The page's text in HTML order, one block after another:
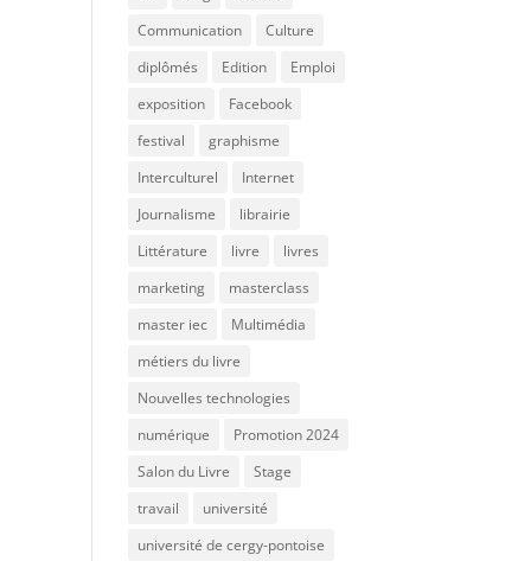
Communication
Culture
diplômés
Edition
Emploi
exposition
Facebook
festival
graphisme
Interculturel
Internet
Journalisme
librairie
Littérature
livre
livres
marketing
masterclass
master iec
Multimédia
métiers du livre
Nouvelles technologies
numérique
Promotion 2024
Salon du Livre
Stage
travail
université
université de cergy-pontoise